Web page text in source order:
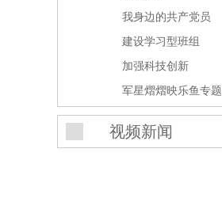
我身边的共产党员
建设学习型班组
加强科技创新
军星熠熠映乐鱼专题
视频新闻